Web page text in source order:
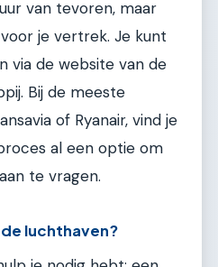
van tevoren, maar
je vertrek. Je kunt
via de website van de
Bij de meeste
of Ryanair, vind je
al een optie om
te vragen.
luchthaven?